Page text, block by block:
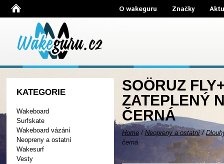
O wakeguru Značky
KATEGORIE
Wakeboard
Surfskate
Wakeboard vázání
Neopreny a ostatní
Wakesurf
Vesty
SOÖRUZ
ZATEPLENÝ
ČERNÁ
Home/ Neopreny a ostatní/
černá